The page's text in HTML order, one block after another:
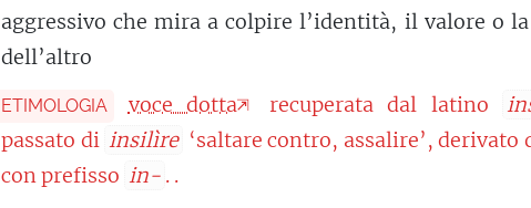
aggressivo che mira a colpire l’identità, il valore o
dell’altro
ETIMOLOGIA voce dotta recuperata dal latino
passato di insilìre ‘saltare contro, assalire’, derivato
con prefisso in- . .